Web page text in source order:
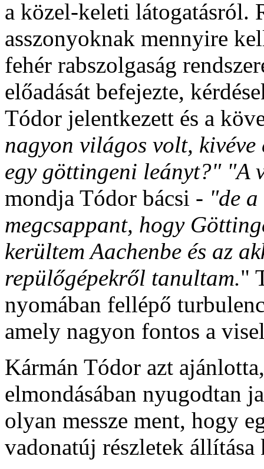
a közel-keleti látogatásról.
asszonyoknak mennyire
fehér rabszolgaság
előadását befejezte,
Tódor jelentkezett és a
nagyon világos volt,
egy göttingeni leányt?" "A
mondja Tódor bácsi - "de
megcsappant, hogy
kerültem Aachenbe és az
repülőgépekről tanultam."
nyomában fellépő
amely nagyon fontos a
Kármán Tódor azt
elmondásában nyugodtan
olyan messze ment, hogy
vadonatúj részletek állítása